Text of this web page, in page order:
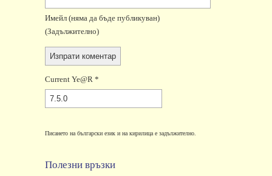
Имейл (няма да бъде публикуван)
(задължително)
Current Ye@r *
Писането на български език и на кирилица е задължително.
Полезни връзки